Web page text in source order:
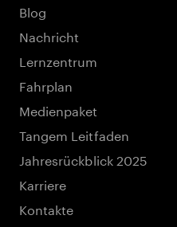
Blog
Nachricht
Lernzentrum
Fahrplan
Medienpaket
Tangem Leitfaden
Jahresrückblick 2025
Karriere
Kontakte